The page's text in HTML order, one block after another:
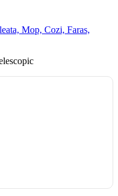
Mop, Cozi, Faras,